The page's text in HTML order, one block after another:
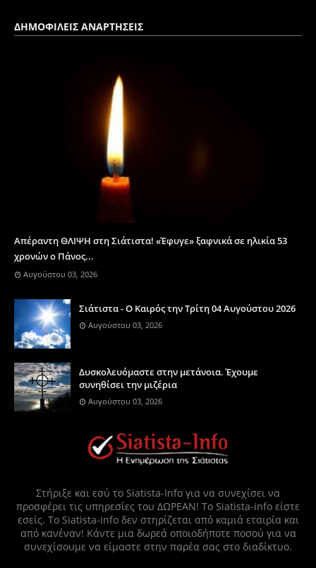
ΔΗΜΟΦΙΛΕΙΣ ΑΝΑΡΤΗΣΕΙΣ
Απέραντη ΘΛΙΨΗ στη Σιάτιστα! «Έφυγε» ξαφνικά σε ηλικία 53
χρονών ο Πάνος...
Αυγούστου 03, 2026
Σιάτιστα - Ο Καιρός την Τρίτη 04 Αυγούστου 2026
Αυγούστου 03, 2026
Δυσκολευόμαστε στην μετάνοια. Έχουμε
συνηθίσει την μιζέρια
Αυγούστου 03, 2026
Στήριξε και εσύ το Siatista-Info για να συνεχίσει να
προσφέρει τις υπηρεσίες του ΔΩΡΕΑΝ! Το Siatista-info είστε
εσείς. Το Siatista-info δεν στηρίζεται από καμιά εταιρία και
από κανέναν! Κάντε μια δωρεά οποιοδήποτε ποσού για να
συνεχίσουμε να είμαστε στην παρέα σας στο διαδίκτυο.